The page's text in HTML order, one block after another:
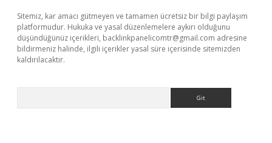
Sitemiz, kar amacı gütmeyen ve tamamen ücretsiz bir bilgi paylaşım
platformudur. Hukuka ve yasal düzenlemelere aykırı olduğunu
düşündüğünüz içerikleri, backlinkpanelicomtr@gmail.com adresine
bildirmeniz halinde, ilgili içerikler yasal süre içerisinde sitemizden
kaldırılacaktır.